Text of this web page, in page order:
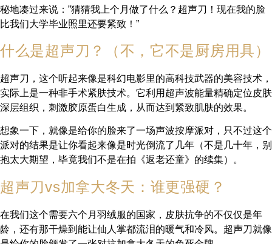
秘地凑过来说：”猜猜我上个月做了什么？超声刀！现在我的脸
比我们大学毕业照里还要紧致！”
什么是超声刀？（不，它不是厨房用具）
超声刀，这个听起来像是科幻电影里的高科技武器的美容技术，
实际上是一种非手术紧肤技术。它利用超声波能量精确定位皮肤
深层组织，刺激胶原蛋白生成，从而达到紧致肌肤的效果。
想象一下，就像是给你的脸来了一场声波按摩派对，只不过这个
派对的结果是让你看起来像是时光倒流了几年（不是几十年，别
抱太大期望，毕竟我们不是在拍《返老还童》的续集）。
超声刀vs加拿大冬天：谁更强硬？
在我们这个需要六个月羽绒服的国家，皮肤抗争的不仅仅是年
龄，还有那干燥到能让仙人掌都流泪的暖气和冷风。超声刀就像